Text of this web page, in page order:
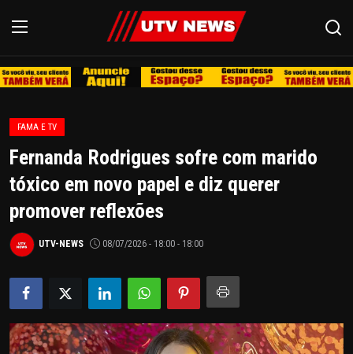
CAMPINAS
LIMEIRA
ESPIRITO SANTO
REGIÃO
AGRO
EDUCAÇÃO
FAMA E TV
Fernanda Rodrigues sofre com marido
tóxico em novo papel e diz querer
promover reflexões
UTV-NEWS 08/07/2026 - 18:00 - 18:00